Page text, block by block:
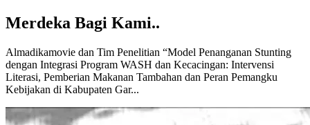
Merdeka Bagi Kami..
Almadikamovie dan Tim Penelitian “Model Penanganan Stunting
dengan Integrasi Program WASH dan Kecacingan: Intervensi
Literasi, Pemberian Makanan Tambahan dan Peran Pemangku
Kebijakan di Kabupaten Gar...